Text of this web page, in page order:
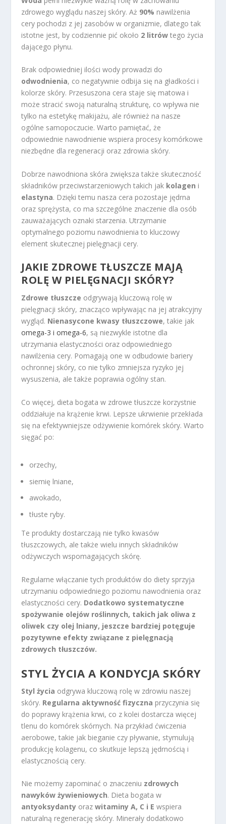
zdrowego wyglądu naszej skóry. Aż 90% nawilżenia
cery pochodzi z jej zasobów w organizmie, dlatego tak
istotne jest, by codziennie pić około 2 litrów tego życia
dającego płynu.
Brak odpowiedniej ilości wody prowadzi do
odwodnienia, co negatywnie odbija się na gładkości i
kolorze skóry. Przesuszona cera staje się matowa i
może stracić swoją naturalną strukturę, co wpływa nie
tylko na estetykę makijażu, ale również na nasze
ogólne samopoczucie. Warto pamiętać, że
odpowiednie nawodnienie wspiera procesy komórkowe
niezbędne dla regeneracji oraz zdrowia skóry.
Dobrze nawodniona skóra zwiększa także skuteczność
składników przeciwstarzeniowych takich jak kolagen i
elastyna. Dzięki temu nasza cera pozostaje jędrna
oraz sprężysta, co ma szczególne znaczenie dla osób
zauważających oznaki starzenia. Utrzymanie
optymalnego poziomu nawodnienia to kluczowy
element skutecznej pielęgnacji cery.
JAKIE ZDROWE TŁUSZCZE MAJĄ
ROLĘ W PIELĘGNACJI SKÓRY?
Zdrowe tłuszcze odgrywają kluczową rolę w
pielęgnacji skóry, znacząco wpływając na jej atrakcyjny
wygląd. Nienasycone kwasy tłuszczowe, takie jak
omega-3 i omega-6, są niezwykle istotne dla
utrzymania elastyczności oraz odpowiedniego
nawilżenia cery. Pomagają one w odbudowie bariery
ochronnej skóry, co nie tylko zmniejsza ryzyko jej
wysuszenia, ale także poprawia ogólny stan.
Co więcej, dieta bogata w zdrowe tłuszcze korzystnie
oddziałuje na krążenie krwi. Lepsze ukrwienie przekłada
się na efektywniejsze odżywienie komórek skóry. Warto
sięgać po:
orzechy,
siemię lniane,
awokado,
tłuste ryby.
Te produkty dostarczają nie tylko kwasów
tłuszczowych, ale także wielu innych składników
odżywczych wspomagających skórę.
Regularne włączanie tych produktów do diety sprzyja
utrzymaniu odpowiedniego poziomu nawodnienia oraz
elastyczności cery. Dodatkowo systematyczne
spożywanie olejów roślinnych, takich jak oliwa z
oliwek czy olej lniany, jeszcze bardziej potęguje
pozytywne efekty związane z pielęgnacją
zdrowych tłuszczów.
STYL ŻYCIA A KONDYCJA SKÓRY
Styl życia odgrywa kluczową rolę w zdrowiu naszej
skóry. Regularna aktywność fizyczna przyczynia się
do poprawy krążenia krwi, co z kolei dostarcza więcej
tlenu do komórek skórnych. Na przykład ćwiczenia
aerobowe, takie jak bieganie czy pływanie, stymulują
produkcję kolagenu, co skutkuje lepszą jędrnością i
elastycznością cery.
Nie możemy zapominać o znaczeniu zdrowych
nawyków żywieniowych. Dieta bogata w
antyoksydanty orazwitaminy A, C i E wspiera
naturalną regenerację skóry. Minerały dodatkowo